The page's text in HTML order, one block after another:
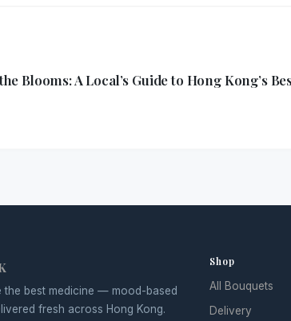
Blooms: A Local’s Guide to Hong Kong’s
the best medicine — mood-based
fresh across Hong Kong.
Shop
All Bouquets
Delivery